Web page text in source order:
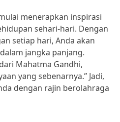
menerapkan inspirasi
sehari-hari. Dengan
setiap hari, Anda akan
jangka panjang.
Mahatma Gandhi,
yang sebenarnya.” Jadi,
dengan rajin berolahraga